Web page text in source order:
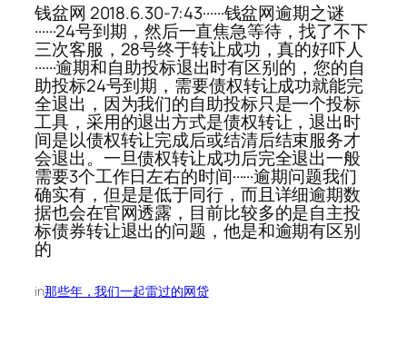
钱盆网 2018.6.30-7:43······钱盆网逾期之谜
······24号到期，然后一直焦急等待，找了不下
三次客服，28号终于转让成功，真的好吓人
······逾期和自助投标退出时有区别的，您的自
助投标24号到期，需要债权转让成功就能完
全退出，因为我们的自助投标只是一个投标
工具，采用的退出方式是债权转让，退出时
间是以债权转让完成后或结清后结束服务才
会退出。一旦债权转让成功后完全退出一般
需要3个工作日左右的时间······逾期问题我们
确实有，但是是低于同行，而且详细逾期数
据也会在官网透露，目前比较多的是自主投
标债券转让退出的问题，他是和逾期有区别
的
in那些年，我们一起雷过的网贷